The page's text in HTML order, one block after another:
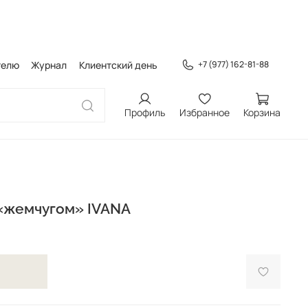
Журнал Клиентский день +7 (977) 162-81-88
Профиль Избранное Корзина
IVANA